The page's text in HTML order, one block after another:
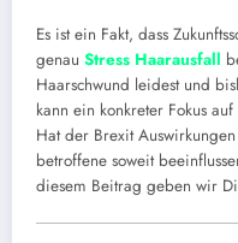
Es ist ein Fakt, dass
genau Stress Haarausfall
Haarschwund leidest und
kann ein konkreter Fokus
Hat der Brexit
betroffene soweit
diesem Beitrag geben wir